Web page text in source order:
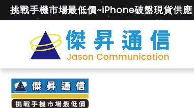
挑戰手機市場最低價~iPhone破盤現貨供應